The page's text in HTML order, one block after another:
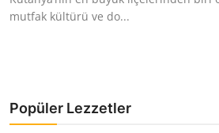
Mutfak Püf Noktaları & İpuçları
İçecek Kültürü & Barista
mutfak kültürü ve do...
Popüler Lezzetler